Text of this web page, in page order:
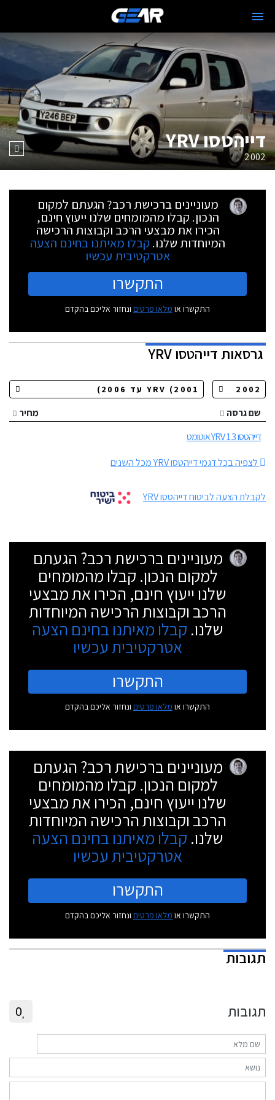
דייהטסו YRV
2002
מעוניינים ברכישת רכב? הגעתם למקום
הנכון. קבלו מהמומחים שלנו ייעוץ חינם,
הכירו את מבצעי הרכב וקבוצות הרכישה
המיוחדות שלנו. קבלו מאיתנו בחינם הצעה
אטרקטיבית עכשיו
התקשרו
התקשרו או מלאו פרטים ונחזור אליכם בהקדם
גרסאותדייהטסו YRV
שם גרסה
מחיר
דייהטסו YRV 1.3 אוטומט
לצפיה בכל דגמי דייהטסו YRV מכל השנים
לקבלת הצעה לביטוח דייהטסו YRV
מעוניינים ברכישת רכב? הגעתם
למקום הנכון. קבלו מהמומחים
שלנו ייעוץ חינם, הכירו את מבצעי
הרכב וקבוצות הרכישה המיוחדות
שלנו. קבלו מאיתנו בחינם הצעה
אטרקטיבית עכשיו
התקשרו
התקשרו או מלאו פרטים ונחזור אליכם בהקדם
מעוניינים ברכישת רכב? הגעתם
למקום הנכון. קבלו מהמומחים
שלנו ייעוץ חינם, הכירו את מבצעי
הרכב וקבוצות הרכישה המיוחדות
שלנו. קבלו מאיתנו בחינם הצעה
אטרקטיבית עכשיו
התקשרו
התקשרו או מלאו פרטים ונחזור אליכם בהקדם
תגובות
תגובות 0